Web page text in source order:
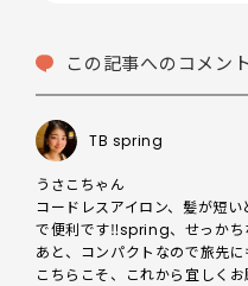
この記事へのコメント
TB spring
うさこちゃん
コードレスアイロン、髪が短
で便利です‼️spring、せっかち
あと、コンパクトなので旅先
こちらこそ、これから宜しく